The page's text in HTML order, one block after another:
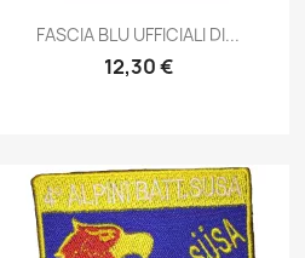
Anteprima
FASCIA BLU UFFICIALI DI...
12,30 €